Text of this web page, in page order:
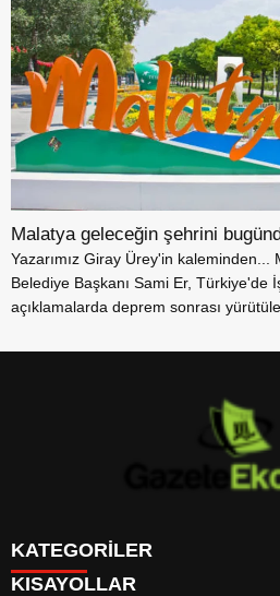
Malatya geleceğin şehrini
Yazarımız Giray Ürey'in kaleminden...
Belediye Başkanı Sami Er, Türkiye'de
açıklamalarda deprem sonrası
KATEGORİLER
KISAYOLLAR